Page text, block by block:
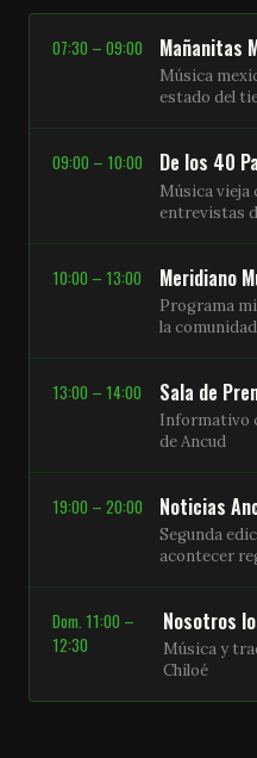
07:30 – 09:00 Mañanitas
Música
estado del
09:00 – 10:00 De los 40
Música
entrevistas
10:00 – 13:00 Meridiano
Programa
la comunidad
13:00 – 14:00 Sala de
Informativo
de Ancud
19:00 – 20:00 Noticias
Segunda
acontecer
Dom. 11:00 –
12:30
Nosotros
Música y
Chiloé